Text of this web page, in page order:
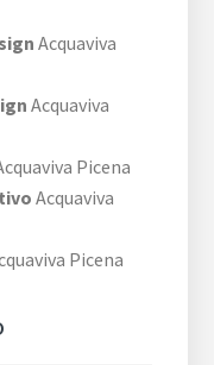
Acquaviva
Acquaviva
Picena
Acquaviva
Picena